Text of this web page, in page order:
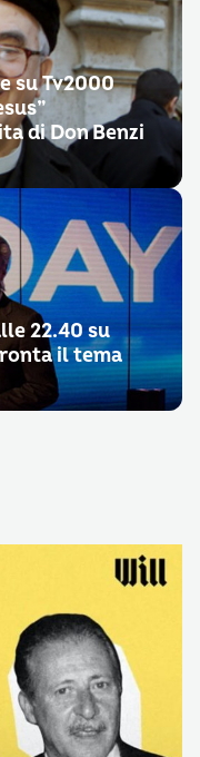
su Tv2000
di Don Benzi
22.40 su
il tema